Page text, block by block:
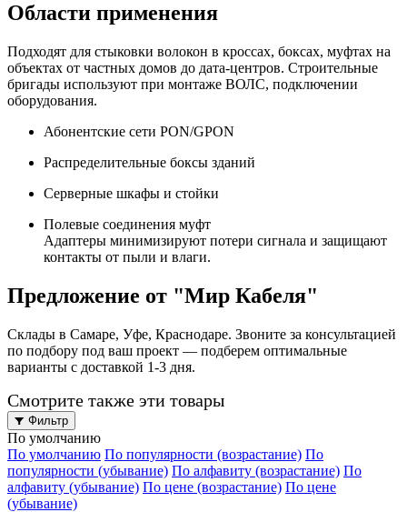
Области применения
Подходят для стыковки волокон в кроссах, боксах, муфтах на
объектах от частных домов до дата-центров. Строительные
бригады используют при монтаже ВОЛС, подключении
оборудования.
Абонентские сети PON/GPON
Распределительные боксы зданий
Серверные шкафы и стойки
Полевые соединения муфт
Адаптеры минимизируют потери сигнала и защищают
контакты от пыли и влаги.
Предложение от "Мир Кабеля"
Склады в Самаре, Уфе, Краснодаре. Звоните за консультацией
по подбору под ваш проект — подберем оптимальные
варианты с доставкой 1-3 дня.
Смотрите также эти товары
Фильтр
По умолчанию
По умолчанию По популярности (возрастание) По
популярности (убывание) По алфавиту (возрастание) По
алфавиту (убывание) По цене (возрастание) По цене
(убывание)